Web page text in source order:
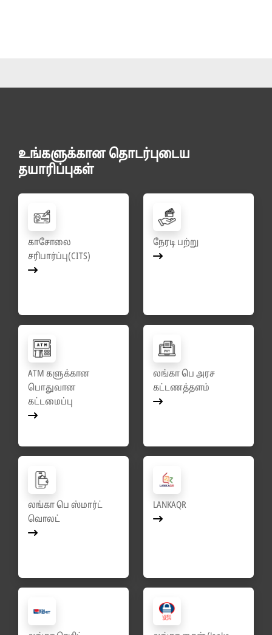
உங்களுக்கான தொடர்புடைய
தயாரிப்புகள்
காசோலை
சரிபார்ப்பு(CITS)
நேரடி பற்று
ATM களுக்கான
பொதுவான
கட்டமைப்பு
லங்கா பெ அரச
கட்டணத்தளம்
லங்கா பெ ஸ்மார்ட்
வொலட்
LANKAQR